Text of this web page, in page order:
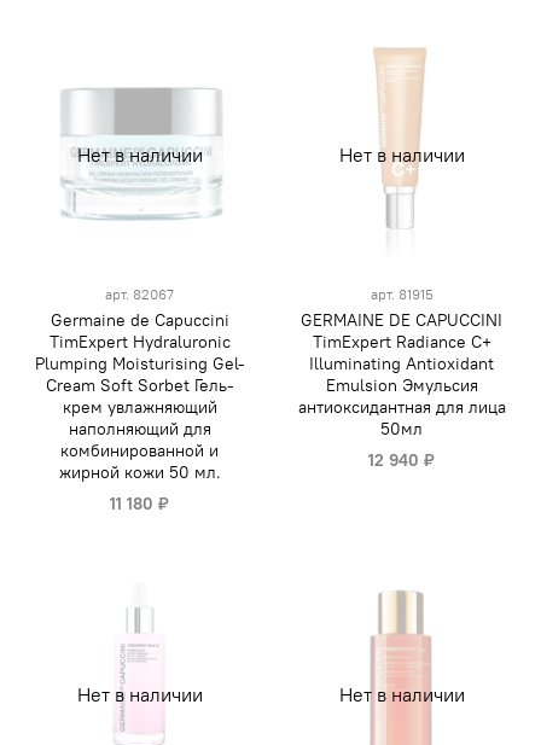
Нет в наличии
арт. 82067
Germaine de Capuccini
TimExpert Hydraluronic
Plumping Moisturising Gel-
Cream Soft Sorbet Гель-
крем увлажняющий
наполняющий для
комбинированной и
жирной кожи 50 мл.
11 180 ₽
Нет в наличии
арт. 81915
GERMAINE DE CAPUCCINI
TimExpert Radiance C+
Illuminating Antioxidant
Emulsion Эмульсия
антиоксидантная для лица
50мл
12 940 ₽
Нет в наличии Нет в наличии